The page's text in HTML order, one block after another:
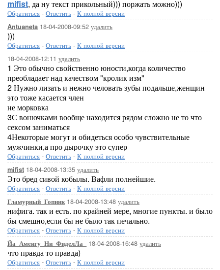
mifist, да ну текст прикольный))) поржать можно)))
Обратиться - Ответить - К полной версии
Antuaneta 18-04-2008-09:52 удалить
)))
Обратиться - Ответить - К полной версии
18-04-2008-12:11 удалить
1 Это обычно свойственно юности,когда количество
преобладает над качеством "кролик изм"
2 Нужно лизать и нежно человать зубы подальше,женщин
это тоже касается член
не морковка
3С вонючками вообще находится рядом сложно не то что
сексом заниматься
4Некоторые могут и обидеться особо чувствительные
мужчинки,а про дырочку это супер
Обратиться - Ответить - К полной версии
mifist 18-04-2008-13:35 удалить
Это бред сивой кобылы. Вафли полнейшие.
Обратиться - Ответить - К полной версии
Гламурный_Гопник18-04-2008-13:48 удалить
нифига. так и есть. по крайней мере, многие пункты. и было
бы смешно,если бы не было так печально.
Обратиться - Ответить - К полной версии
Йа_Амеигу_Ни_ФиделЛа_ 18-04-2008-16:48 удалить
что правда то правда)
Обратиться - Ответить - К полной версии